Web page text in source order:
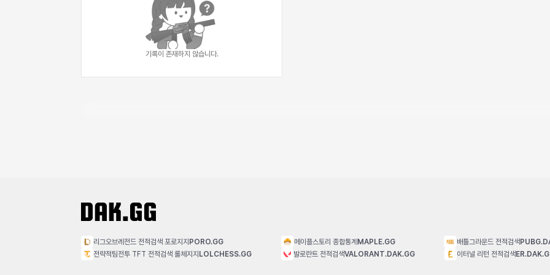
기록이 존재하지 않습니다.
리그오브레전드 전적검색 포로지지PORO.GG
전략적팀전투 TFT 전적검색 롤체지지LOLCHESS.GG
메이플스토리 종합통계MAPLE.GG
발로란트 전적검색VALORANT.DAK.GG
배틀그라운드 전적검색
이터널 리턴 전적검색